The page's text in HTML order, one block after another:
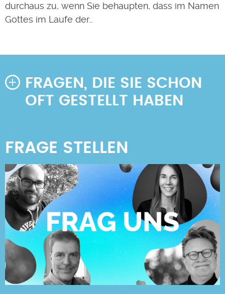
durchaus zu, wenn Sie behaupten, dass im Namen
Gottes im Laufe der…
FRAGEN, DIE SIE SCHON
OFT GESTELLT HABEN